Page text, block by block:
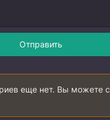
Отправить
еще нет. Вы можете